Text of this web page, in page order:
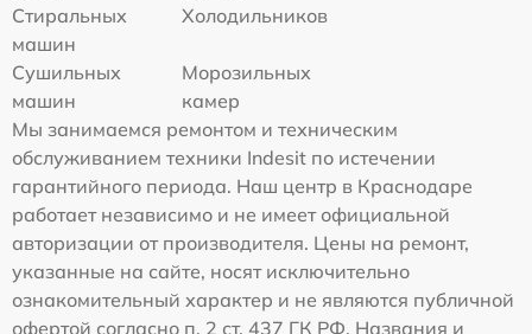
Стиральных
машин
Холодильников
Сушильных
машин
Морозильных
камер
Мы занимаемся ремонтом и техническим
обслуживанием техники Indesit по истечении
гарантийного периода. Наш центр в Краснодаре
работает независимо и не имеет официальной
авторизации от производителя. Цены на ремонт,
указанные на сайте, носят исключительно
ознакомительный характер и не являются публичной
офертой согласно п. 2 ст. 437 ГК РФ. Названия и